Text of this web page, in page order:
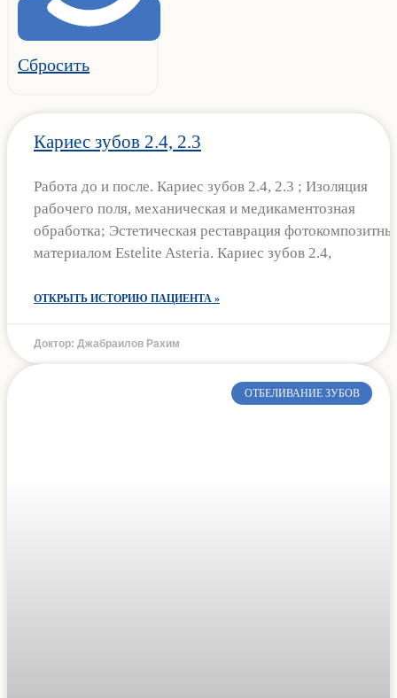
Сбросить
Кариес зубов 2.4, 2.3
Работа до и после. Кариес зубов 2.4, 2.3 ; Изоляция
рабочего поля, механическая и медикаментозная
обработка; Эстетическая реставрация
материалом Estelite Asteria. Кариес зубов 2.4,
ОТКРЫТЬ ИСТОРИЮ ПАЦИЕНТА »
Доктор: Джабраилов Рахим
ОТБЕЛИВАНИЕ ЗУБОВ